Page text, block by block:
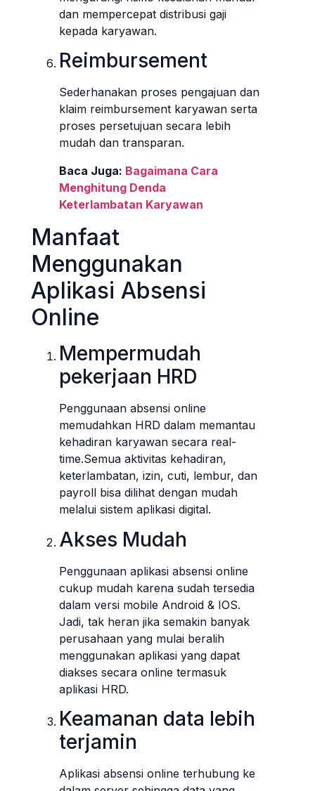
dan mempercepat distribusi gaji
kepada karyawan.
Reimbursement
Sederhanakan proses pengajuan dan
klaim reimbursement karyawan serta
proses persetujuan secara lebih
mudah dan transparan.
Baca Juga: Bagaimana Cara
Menghitung Denda
Keterlambatan Karyawan
Manfaat
Menggunakan
Aplikasi Absensi
Online
Mempermudah
pekerjaan HRD
Penggunaan absensi online
memudahkan HRD dalam memantau
kehadiran karyawan secara real-
time.Semua aktivitas kehadiran,
keterlambatan, izin, cuti, lembur, dan
payroll bisa dilihat dengan mudah
melalui sistem aplikasi digital.
Akses Mudah
Penggunaan aplikasi absensi online
cukup mudah karena sudah tersedia
dalam versi mobile Android & IOS.
Jadi, tak heran jika semakin banyak
perusahaan yang mulai beralih
menggunakan aplikasi yang dapat
diakses secara online termasuk
aplikasi HRD.
Keamanan data lebih
terjamin
Aplikasi absensi online terhubung ke